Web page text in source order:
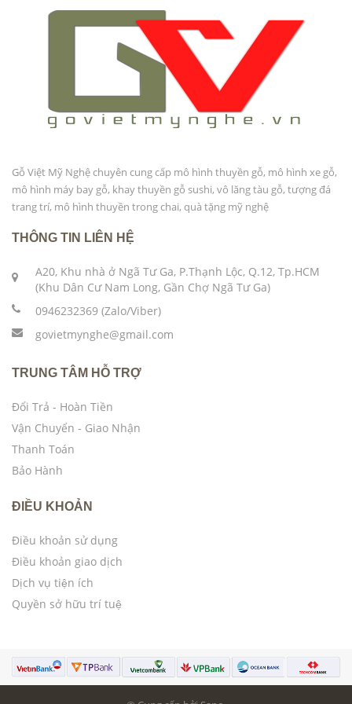
Gỗ Việt Mỹ Nghệ chuyên cung cấp mô hình thuyền gỗ, mô hình xe gỗ,
mô hình máy bay gỗ, khay thuyền gỗ sushi, vô lăng tàu gỗ, tượng đá
trang trí, mô hình thuyền trong chai, quà tặng mỹ nghệ
THÔNG TIN LIÊN HỆ
A20, Khu nhà ở Ngã Tư Ga, P.Thạnh Lộc, Q.12, Tp.HCM
(Khu Dân Cư Nam Long, Gần Chợ Ngã Tư Ga)
0946232369 (Zalo/Viber)
govietmynghe@gmail.com
TRUNG TÂM HỖ TRỢ
Đổi Trả - Hoàn Tiền
Vận Chuyển - Giao Nhận
Thanh Toán
Bảo Hành
ĐIỀU KHOẢN
Điều khoản sử dụng
Điều khoản giao dịch
Dịch vụ tiện ích
Quyền sở hữu trí tuệ